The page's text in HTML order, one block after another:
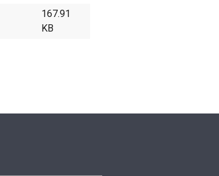
167.91
KB